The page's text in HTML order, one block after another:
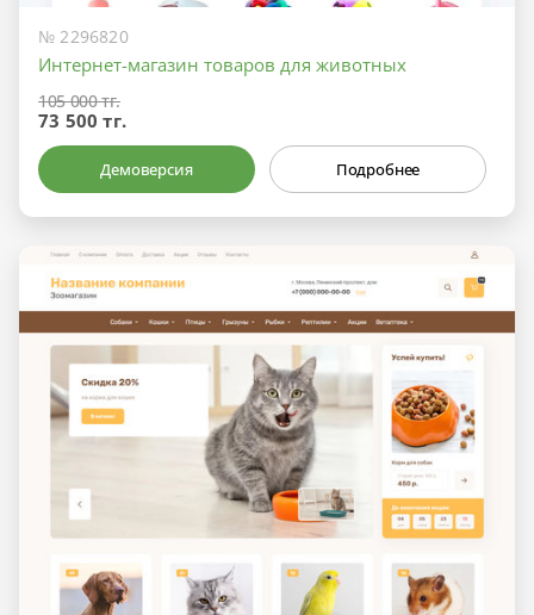
№ 2296820
Интернет-магазин товаров для животных
105 000 тг.
73 500 тг.
Демоверсия Подробнее